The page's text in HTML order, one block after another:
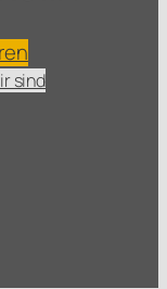
sind